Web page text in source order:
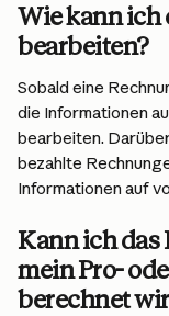
Wie kann ich
bearbeiten?
Sobald eine
die Informationen
bearbeiten.
bezahlte
Informationen auf
Kann ich das
mein Pro-
berechnet